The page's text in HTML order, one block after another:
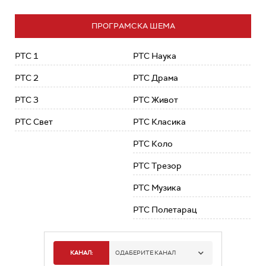
ПРОГРАМСКА ШЕМА
РТС 1
РТС 2
РТС 3
РТС Свет
РТС Наука
РТС Драма
РТС Живот
РТС Класика
РТС Коло
РТС Трезор
РТС Музика
РТС Полетарац
КАНАЛ: ОДАБЕРИТЕ КАНАЛ